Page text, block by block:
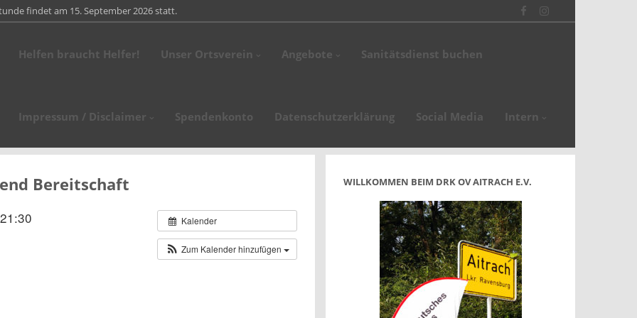
findet am 15. September 2026 statt.
und Ehrengäste des Kreisverbandes,…
FacebookInstagram
Helfen braucht Helfer! Unser Ortsverein Angebote Sanitätsdienst buchen
Impressum / Disclaimer Spendenkonto Datenschutzerklärung Social Media Intern
Bereitschaft
Kalender
Zum Kalender hinzufügen
WILLKOMMEN BEIM DRK OV AITRACH E.V.